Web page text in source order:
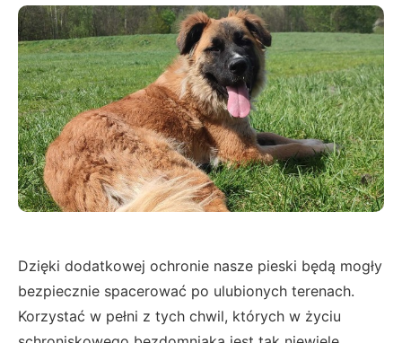
Dzięki dodatkowej ochronie nasze pieski będą mogły
bezpiecznie spacerować po ulubionych terenach.
Korzystać w pełni z tych chwil, których w życiu